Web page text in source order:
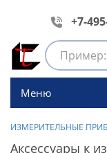
+7-
Меню
ИЗМЕРИТЕЛЬНЫЕ
Аксессуары к